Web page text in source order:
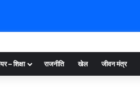
– शिक्षा राजनीति खेल जीवन मंत्र